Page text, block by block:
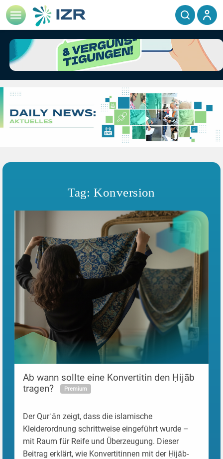
Tag: Konversion
Ab wann sollte eine Konvertitin den Ḥijāb
tragen?
Premium
Der Qurʾān zeigt, dass die islamische
Kleiderordnung schrittweise eingeführt wurde –
mit Raum für Reife und Überzeugung. Dieser
Beitrag erklärt, wie Konvertitinnen mit der Ḥijāb-